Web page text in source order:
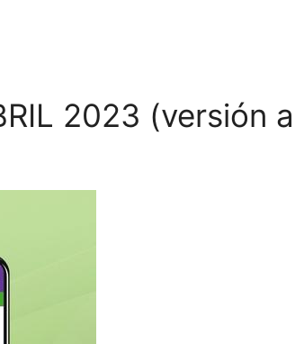
2023 (versión